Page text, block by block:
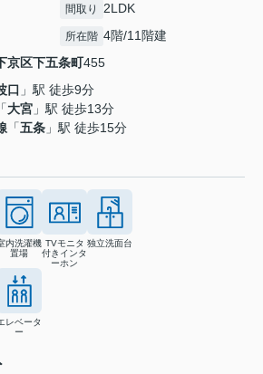
間取り 2LDK
所在階 4階/11階建
京区下五条町455
口 」駅 徒歩9分
「大宮 」駅 徒歩13分
「五条 」駅 徒歩15分
内洗濯機
置場
TVモニタ
付きインタ
ーホン
独立洗面台
レベータ
ー